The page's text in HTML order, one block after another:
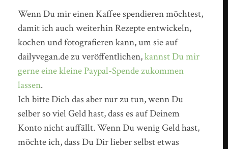
Wenn Du mir einen Kaffee spendieren möchtest,
damit ich auch weiterhin Rezepte entwickeln,
kochen und fotografieren kann, um sie auf
dailyvegan.de zu veröffentlichen,kannst Du mir
gerne eine kleine Paypal-Spende zukommen
lassen.
Ich bitte Dich das aber nur zu tun, wenn Du
selber so viel Geld hast, dass es auf Deinem
Konto nicht auffällt. Wenn Du wenig Geld hast,
möchte ich, dass Du Dir lieber selbst etwas